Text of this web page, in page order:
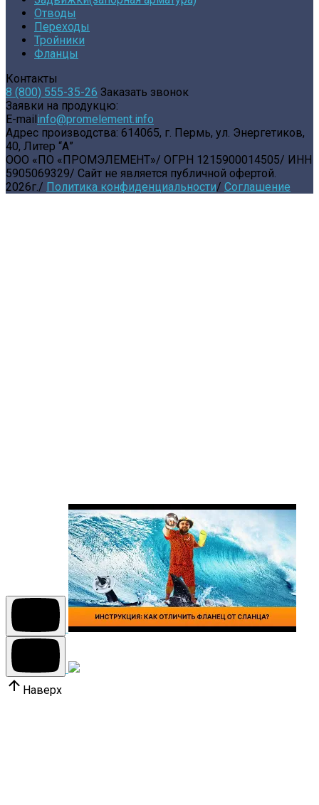
Отводы
Переходы
Тройники
Фланцы
Контакты
8 (800) 555-35-26 Заказать звонок
Заявки на продукцю:
E-mailinfo@promelement.info
Адрес производства: 614065, г. Пермь, ул. Энергетиков,
40, Литер “А”
ООО «ПО «ПРОМЭЛЕМЕНТ»/ ОГРН 1215900014505/ ИНН
5905069329/ Сайт не является публичной офертой.
2026г./ Политика конфиденциальности/ Соглашение
Наверх